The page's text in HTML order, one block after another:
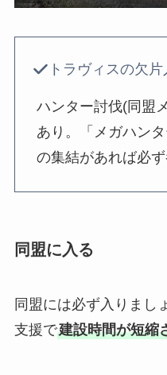
トラヴィスの欠
ハンター討伐(同盟
あり。「メガハン
の集結があれば必
同盟に入る
同盟には必ず入りまし
支援で建設時間が短縮